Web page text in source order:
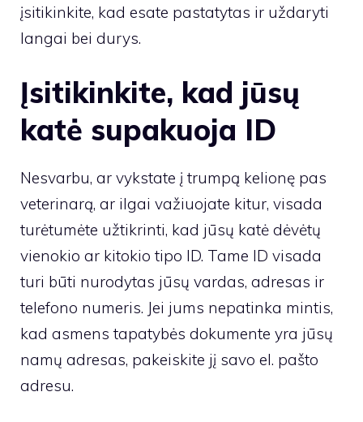
įsitikinkite, kad esate pastatytas ir uždaryti
langai bei durys.
Įsitikinkite, kad jūsų
katė supakuoja ID
Nesvarbu, ar vykstate į trumpą kelionę pas
veterinarą, ar ilgai važiuojate kitur, visada
turėtumėte užtikrinti, kad jūsų katė dėvėtų
vienokio ar kitokio tipo ID. Tame ID visada
turi būti nurodytas jūsų vardas, adresas ir
telefono numeris. Jei jums nepatinka mintis,
kad asmens tapatybės dokumente yra jūsų
namų adresas, pakeiskite jį savo el. pašto
adresu.